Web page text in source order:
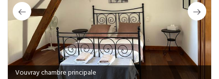
Vouvray chambre principale